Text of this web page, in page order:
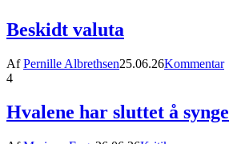
Beskidt valuta
AfPernille Albrethsen25.06.26Kommentar
4
Hvalene har sluttet å synge